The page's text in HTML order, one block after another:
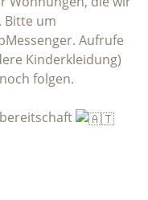
Bitte um
Aufrufe
Kinderkleidung)
folgen.